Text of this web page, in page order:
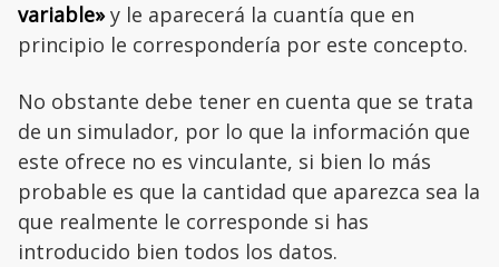
variable»y le aparecerá la cuantía que en
principio le correspondería por este concepto.
No obstante debe tener en cuenta que se trata
de un simulador, por lo que la información que
este ofrece no es vinculante, si bien lo más
probable es que la cantidad que aparezca sea la
que realmente le corresponde si has
introducido bien todos los datos.